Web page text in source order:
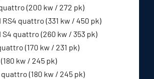
(200 kw / 272 pk)
RS4 quattro (331 kw / 450 pk)
S4 quattro (260 kw / 353 pk)
(170 kw / 231 pk)
kw / 245 pk)
quattro (180 kw / 245 pk)